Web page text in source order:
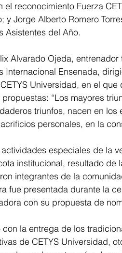
el reconocimiento Fuerza
y Jorge Alberto Romero
Asistentes del Año.
Alvarado Ojeda,
Internacional Ensenada,
Universidad, en el
“Los mayores
triunfos, nacen en los
personales, en la
especiales de la
institucional, resultado de
integrantes de la
fue presentada durante la
con su propuesta de
la entrega de los
de CETYS Universidad,